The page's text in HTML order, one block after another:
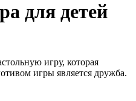
для детей
игру, которая
игры является дружба.